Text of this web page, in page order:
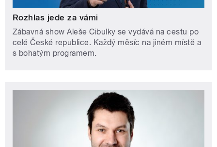
Rozhlas jede za vámi
Zábavná show Aleše Cibulky se vydává na cestu po
celé České republice. Každý měsíc na jiném místě a
s bohatým programem.